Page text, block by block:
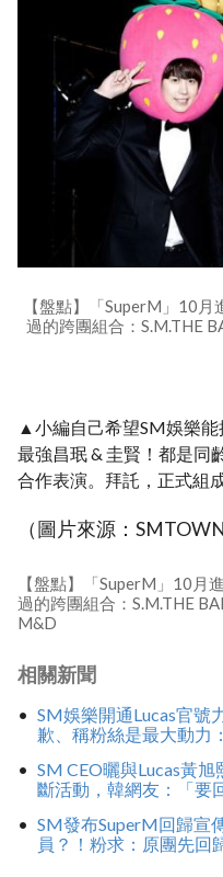
【盤點】「SuperM」10
過的跨團組合：S.M.THE
▲小編自己希望SM娛樂能
最強昌珉 & 圭賢！都是同
合作表演。拜託，正式組
（圖片來源：SMTOWN
【盤點】「SuperM」10月
過的跨團組合：S.M.THE
M&D
相關新聞
SM娛樂開通Lucas官號
歉、稱粉絲是最大動力
SM CEO曬與Lucas黃
斷活動，韓網友：「要
SM發布SuperM回歸宣
員？！粉求：原團先回